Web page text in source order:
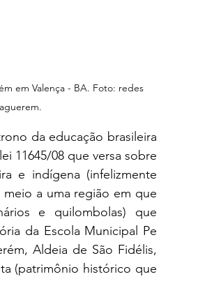
em Valença - BA. Foto: redes
11645/08 que versa sobre
e indígena (infelizmente
a uma região em que
e quilombolas) que
da Escola Municipal Pe
Aldeia de São Fidélis,
(patrimônio histórico que